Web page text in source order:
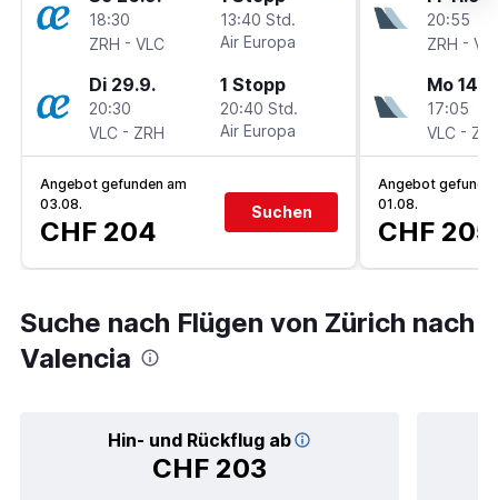
18:30
ZRH - VLC
13:40 Std.
Air Europa
Di 29.9.
20:30
VLC - ZRH
1 Stopp
20:40 Std.
Air Europa
Angebot gefunden am
03.08.
CHF 204
Suchen
20:55
ZRH -
Mo 14.9.
17:05
VLC -
Angebot
01.08.
CHF 205
Suche nach Flügen von Zürich nach
Valencia
Hin- und Rückflug ab
CHF 203